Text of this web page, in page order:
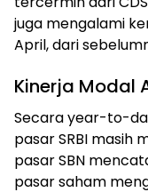
juga mengalami
April, dari
Kinerja Modal
Secara year-to-
pasar SRBI masih
pasar SBN
pasar saham